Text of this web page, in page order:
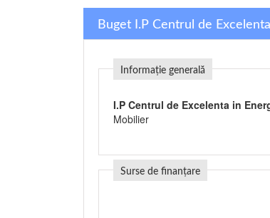
Buget I.P Centrul de
Informație generală
I.P Centrul de Excelenta in
Mobilier
Surse de finanțare